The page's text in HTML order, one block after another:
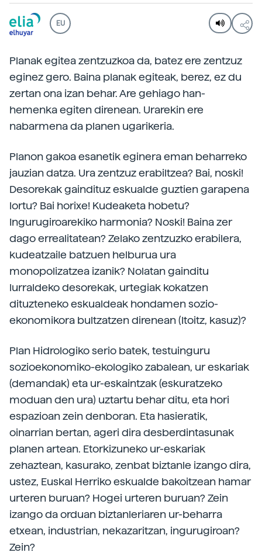
EU
Planak egitea zentzuzkoa da, batez ere zentzuz
eginez gero. Baina planak egiteak, berez, ez du
zertan ona izan behar. Are gehiago han-
hemenka egiten direnean. Urarekin ere
nabarmena da planen ugarikeria.
Planon gakoa esanetik eginera eman beharreko
jauzian datza. Ura zentzuz erabiltzea? Bai, noski!
Desorekak gaindituz eskualde guztien garapena
lortu? Bai horixe! Kudeaketa hobetu?
Ingurugiroarekiko harmonia? Noski! Baina zer
dago errealitatean? Zelako zentzuzko erabilera,
kudeatzaile batzuen helburua ura
monopolizatzea izanik? Nolatan gainditu
lurraldeko desorekak, urtegiak kokatzen
dituzteneko eskualdeak hondamen sozio-
ekonomikora bultzatzen direnean (Itoitz, kasuz)?
Plan Hidrologiko serio batek, testuinguru
sozioekonomiko-ekologiko zabalean, ur eskariak
(demandak) eta ur-eskaintzak (eskuratzeko
moduan den ura) uztartu behar ditu, eta hori
espazioan zein denboran. Eta hasieratik,
oinarrian bertan, ageri dira desberdintasunak
planen artean. Etorkizuneko ur-eskariak
zehaztean, kasurako, zenbat biztanle izango dira,
ustez, Euskal Herriko eskualde bakoitzean hamar
urteren buruan? Hogei urteren buruan? Zein
izango da orduan biztanleriaren ur-beharra
etxean, industrian, nekazaritzan, ingurugiroan?
Zein?